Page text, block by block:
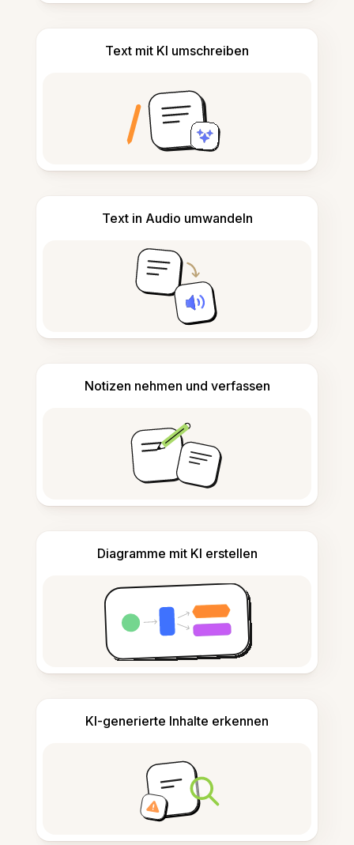
Text mit KI umschreiben
Text in Audio umwandeln
Notizen nehmen und verfassen
Diagramme mit KI erstellen
KI-generierte Inhalte erkennen